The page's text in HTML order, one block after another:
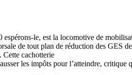
espérons-le, est la locomotive de
de tout plan de réduction des GES
Cette cachotterie
les impôts pour l’atteindre, critique